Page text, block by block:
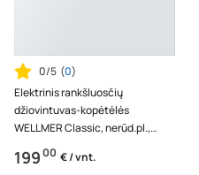
0/5 (0)
Elektrinis rankšluosčių
džiovintuvas-kopėtėlės
WELLMER Classic, nerūd.pl.,
700-6, dešinė, 85W, 15910ELD,
37305
19900 € / vnt.